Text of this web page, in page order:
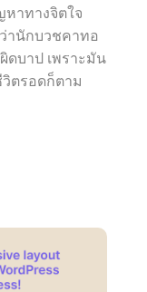
าทางจิตใจ
านักบวชคาทอ
ดบาป เพราะมัน
ตรอดก็ตาม